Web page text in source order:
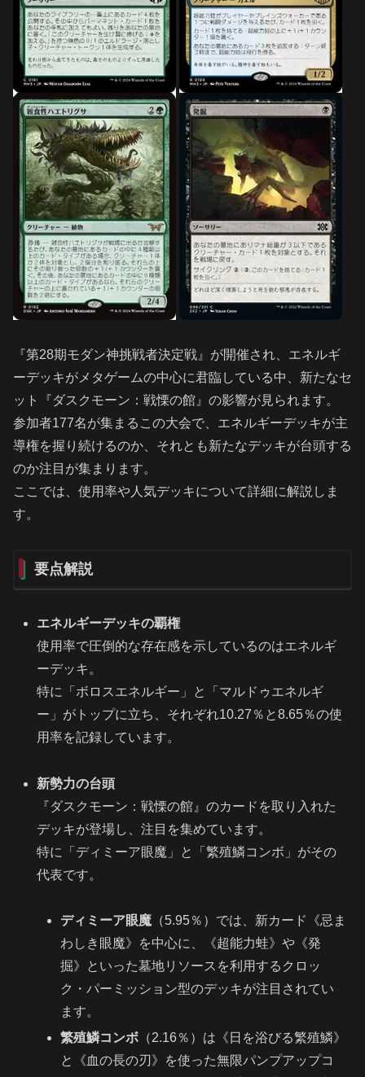
『第28期モダン神挑戦者決定戦』が開催され、エネルギ
ーデッキがメタゲームの中心に君臨している中、新たなセ
ット『ダスクモーン：戦慄の館』の影響が見られます。
参加者177名が集まるこの大会で、エネルギーデッキが主
導権を握り続けるのか、それとも新たなデッキが台頭する
のか注目が集まります。
ここでは、使用率や人気デッキについて詳細に解説しま
す。
要点解説
エネルギーデッキの覇権
使用率で圧倒的な存在感を示しているのはエネルギ
ーデッキ。
特に「ボロスエネルギー」と「マルドゥエネルギ
ー」がトップに立ち、それぞれ10.27％と8.65％の使
用率を記録しています。
新勢力の台頭
『ダスクモーン：戦慄の館』のカードを取り入れた
デッキが登場し、注目を集めています。
特に「ディミーア眼魔」と「繁殖鱗コンボ」がその
代表です。
ディミーア眼魔 （5.95％）では、新カード《忌ま
わしき眼魔》を中心に、《超能力蛙》や《発
掘》といった墓地リソースを利用するクロッ
ク・パーミッション型のデッキが注目されてい
ます。
繁殖鱗コンボ （2.16％）は《日を浴びる繁殖鱗》
と《血の長の刃》を使った無限パンプアップコ